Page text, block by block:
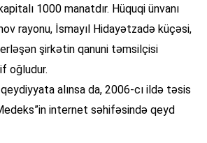
1000 manatdır. Hüquqi ünvanı
rayonu, İsmayıl Hidayətzadə küçəsi,
şirkətin qanuni təmsilçisi
oğludur.
alınsa da, 2006-cı ildə təsis
internet səhifəsində qeyd